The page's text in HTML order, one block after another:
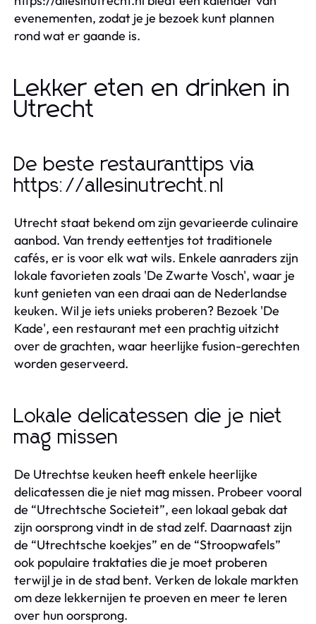
evenementen, zodat je je bezoek kunt plannen
rond wat er gaande is.
Lekker eten en drinken in
Utrecht
De beste restauranttips via
https://allesinutrecht.nl
Utrecht staat bekend om zijn gevarieerde culinaire
aanbod. Van trendy eettentjes tot traditionele
cafés, er is voor elk wat wils. Enkele aanraders zijn
lokale favorieten zoals 'De Zwarte Vosch', waar je
kunt genieten van een draai aan de Nederlandse
keuken. Wil je iets unieks proberen? Bezoek 'De
Kade', een restaurant met een prachtig uitzicht
over de grachten, waar heerlijke fusion-gerechten
worden geserveerd.
Lokale delicatessen die je niet
mag missen
De Utrechtse keuken heeft enkele heerlijke
delicatessen die je niet mag missen. Probeer vooral
de “Utrechtsche Societeit”, een lokaal gebak dat
zijn oorsprong vindt in de stad zelf. Daarnaast zijn
de “Utrechtsche koekjes” en de “Stroopwafels”
ook populaire traktaties die je moet proberen
terwijl je in de stad bent. Verken de lokale markten
om deze lekkernijen te proeven en meer te leren
over hun oorsprong.